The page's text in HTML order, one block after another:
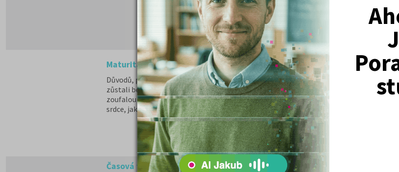
Maturita na dálku: Jak zvládnout zkoušky z domova
Důvodů, proč někteří studenti odcházejí ze škol bez úspěšně složené závěrečné
zůstali bez výučního listu nebo bez maturity, po letech životních zkušeností se na nás
zoufalou žádostí o pomoc s dokončením vzdělání. Všichni se shodnou na tom, že
srdce, jak moc je "papír ze školy" důležitý.
Časová flexibilita